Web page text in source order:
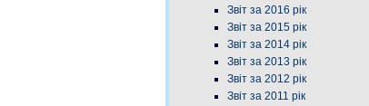
Звіт за 2016 рік
Звіт за 2015 рік
Звіт за 2014 рік
Звіт за 2013 рік
Звіт за 2012 рік
Звіт за 2011 рік